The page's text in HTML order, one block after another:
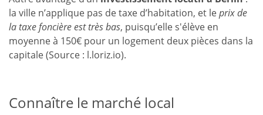
la ville n’applique pas de taxe d’habitation, et leprix de
la taxe foncière est très bas, puisqu’elle s'élève en
moyenne à 150€ pour un logement deux pièces dans la
capitale (Source : l.loriz.io).
Connaître le marché local